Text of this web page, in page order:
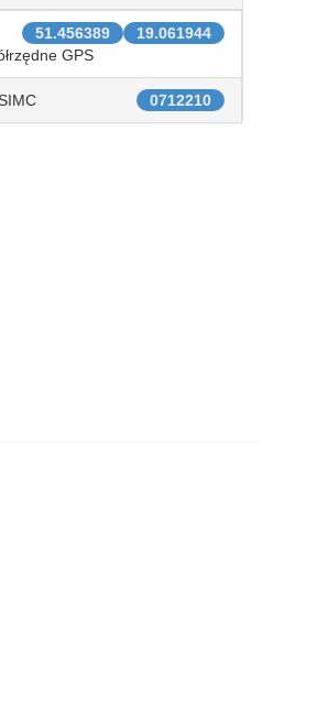
19.061944
51.456389
GPS
0712210